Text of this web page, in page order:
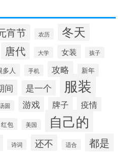
宵节 农历 冬天
唐代 大学 女装 孩子
多人 手机 攻略 新年
间 是一个 服装
圆 游戏 牌子 疫情
红包 美国 自己的
诗词 还不 适合 都是